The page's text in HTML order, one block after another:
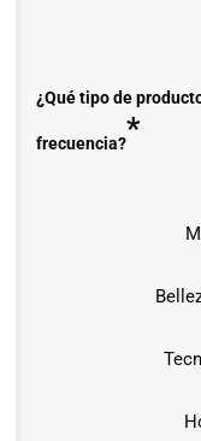
¿Qué tipo de
frecuencia?*